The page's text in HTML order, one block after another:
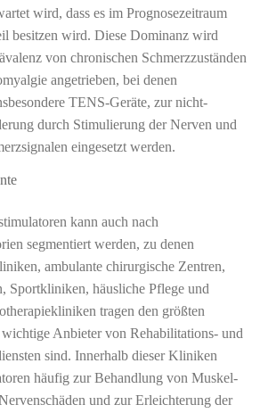
wird, dass es im Prognosezeitraum
besitzen wird. Diese Dominanz wird
von chronischen Schmerzzuständen
angetrieben, bei denen
TENS-Geräte, zur nicht-
durch Stimulierung der Nerven und
eingesetzt werden.
kann auch nach
segmentiert werden, zu denen
ambulante chirurgische Zentren,
Sportkliniken, häusliche Pflege und
tragen den größten
Anbieter von Rehabilitations- und
sind. Innerhalb dieser Kliniken
häufig zur Behandlung von Muskel-
und zur Erleichterung der